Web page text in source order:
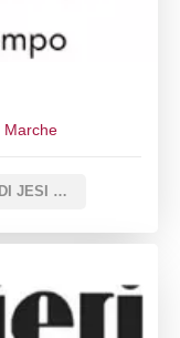
Marche
CASTELLI DI JESI VERDICCHIO RISERVA DOCG